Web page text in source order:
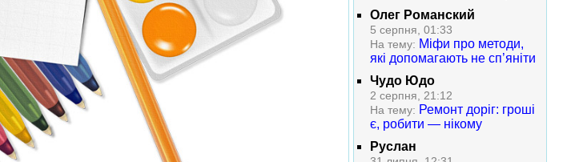
Олег Романский
5 серпня, 01:33
На тему: Міфи про методи,
які допомагають не сп’яніти
Чудо Юдо
2 серпня, 21:12
На тему: Ремонт доріг: гроші
є, робити — нікому
Руслан